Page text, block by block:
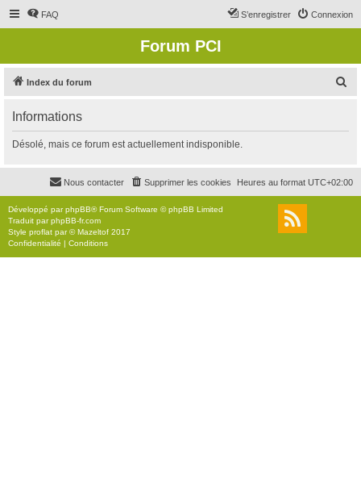
FAQ Connexion
S’enregistrer
Forum PCI
Index du forum
r
c
r
Informations
Désolé, mais ce forum est actuellement indisponible.
Heures au format UTC+02:00
Supprimer les cookies
Nous contacter
Développé parphpBB® Forum Software © phpBB Limited
Traduit parphpBB-fr.com
Style proflat par ©Mazeltof 2017
Confidentialité | Conditions